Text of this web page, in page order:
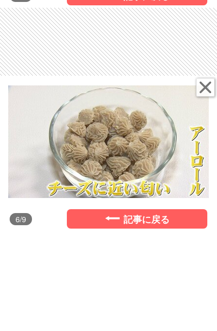
6/9 記事に戻る